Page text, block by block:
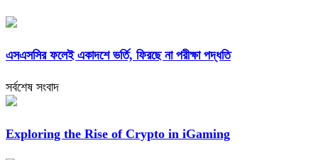
এসএসসির ফলেই একাদশে ভর্তি, ফিরছে না পরীক্ষা পদ্ধতি
সর্বশেষ সংবাদ
Exploring the Rise of Crypto in iGaming